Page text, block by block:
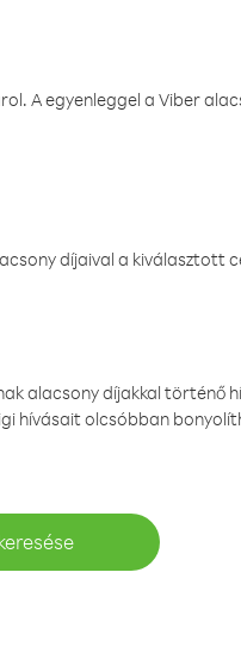
A egyenleggel a Viber
díjaival a kiválasztott
alacsony díjakkal történő
hívásait olcsóbban